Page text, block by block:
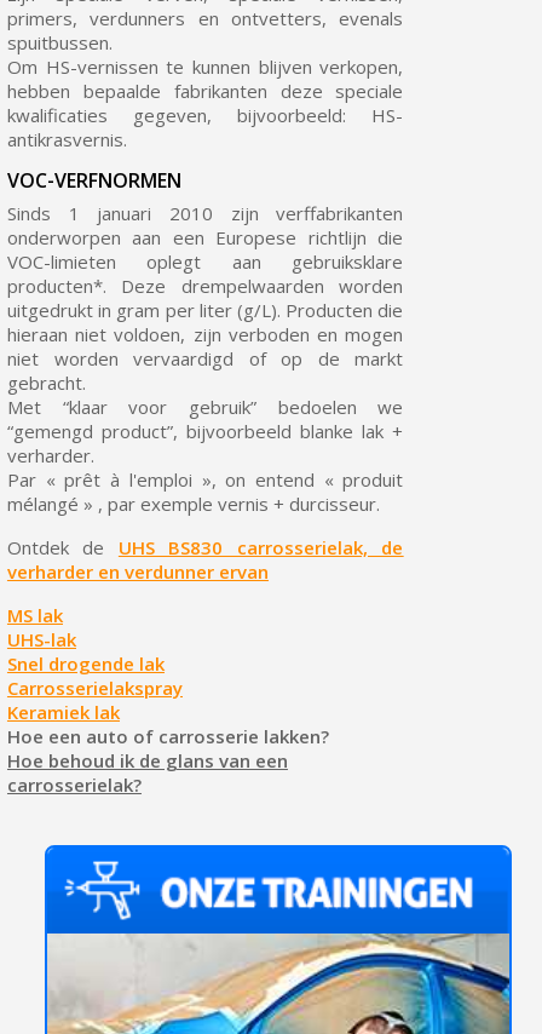
primers, verdunners en ontvetters, evenals
spuitbussen.
Om HS-vernissen te kunnen blijven verkopen,
hebben bepaalde fabrikanten deze speciale
kwalificaties gegeven, bijvoorbeeld: HS-
antikrasvernis.
VOC-VERFNORMEN
Sinds 1 januari 2010 zijn verffabrikanten
onderworpen aan een Europese richtlijn die
VOC-limieten oplegt aan gebruiksklare
producten*. Deze drempelwaarden worden
uitgedrukt in gram per liter (g/L). Producten die
hieraan niet voldoen, zijn verboden en mogen
niet worden vervaardigd of op de markt
gebracht.
Met “klaar voor gebruik” bedoelen we
“gemengd product”, bijvoorbeeld blanke lak +
verharder.
Par « prêt à l'emploi », on entend « produit
mélangé » , par exemple vernis + durcisseur.
Ontdek de UHS BS830 carrosserielak, de
verharder en verdunner ervan
MS lak
UHS-lak
Snel drogende lak
Carrosserielakspray
Keramiek lak
Hoe een auto of carrosserie lakken?
Hoe behoud ik de glans van een
carrosserielak?